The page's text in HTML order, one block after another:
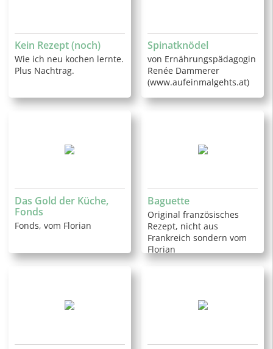
Kein Rezept (noch)
Wie ich neu kochen lernte.
Plus Nachtrag.
Spinatknödel
von Ernährungspädagogin
Renée Dammerer
(www.aufeinmalgehts.at)
Das Gold der Küche,
Fonds
Fonds, vom Florian
Baguette
Original französisches
Rezept, nicht aus
Frankreich sondern vom
Florian